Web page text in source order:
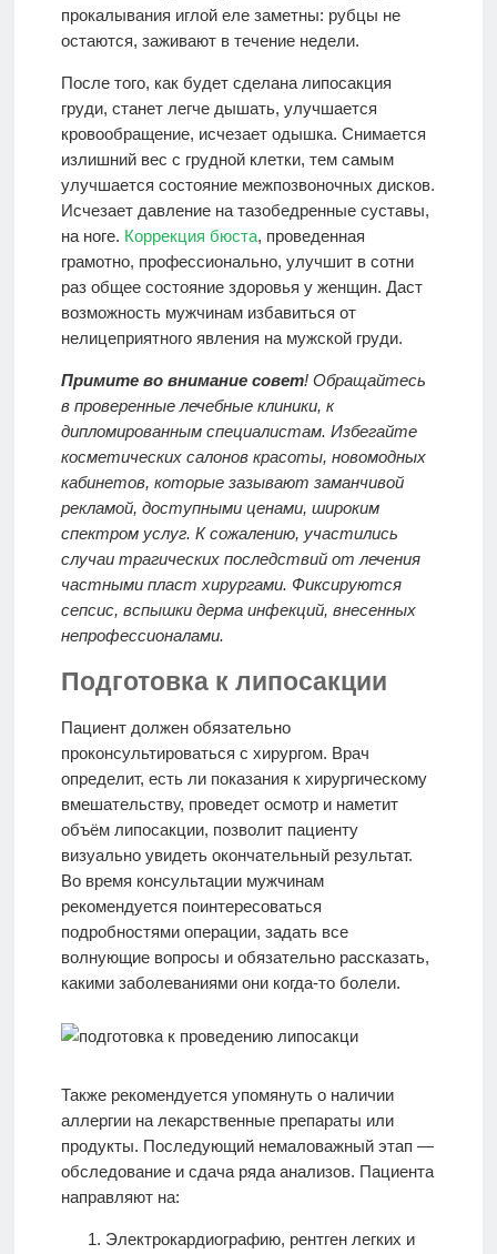
прокалывания иглой еле заметны: рубцы не
остаются, заживают в течение недели.
После того, как будет сделана липосакция
груди, станет легче дышать, улучшается
кровообращение, исчезает одышка. Снимается
излишний вес с грудной клетки, тем самым
улучшается состояние межпозвоночных дисков.
Исчезает давление на тазобедренные суставы,
на ноге. Коррекция бюста, проведенная
грамотно, профессионально, улучшит в сотни
раз общее состояние здоровья у женщин. Даст
возможность мужчинам избавиться от
нелицеприятного явления на мужской груди.
Примите во внимание совет! Обращайтесь
в проверенные лечебные клиники, к
дипломированным специалистам. Избегайте
косметических салонов красоты, новомодных
кабинетов, которые зазывают заманчивой
рекламой, доступными ценами, широким
спектром услуг. К сожалению, участились
случаи трагических последствий от лечения
частными пласт хирургами. Фиксируются
сепсис, вспышки дерма инфекций, внесенных
непрофессионалами.
Подготовка к липосакции
Пациент должен обязательно
проконсультироваться с хирургом. Врач
определит, есть ли показания к хирургическому
вмешательству, проведет осмотр и наметит
объём липосакции, позволит пациенту
визуально увидеть окончательный результат.
Во время консультации мужчинам
рекомендуется поинтересоваться
подробностями операции, задать все
волнующие вопросы и обязательно рассказать,
какими заболеваниями они когда-то болели.
Также рекомендуется упомянуть о наличии
аллергии на лекарственные препараты или
продукты. Последующий немаловажный этап —
обследование и сдача ряда анализов. Пациента
направляют на:
Электрокардиографию, рентген легких и